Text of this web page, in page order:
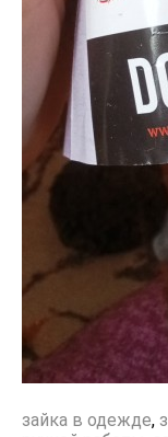
зайка в одежде,